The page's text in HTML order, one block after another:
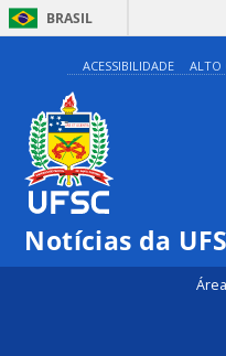
BRASIL
ACESSIBILIDADE ALTO
Notícias da